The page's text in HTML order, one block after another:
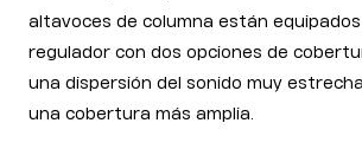
altavoces de columna están
regulador con dos opciones de
una dispersión del sonido muy estrecha
una cobertura más amplia.